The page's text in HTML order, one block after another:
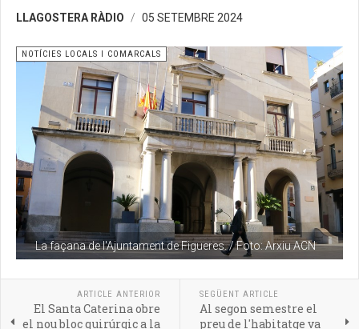
LLAGOSTERA RÀDIO 05 SETEMBRE 2024
La façana de l'Ajuntament de Figueres. / Foto: Arxiu ACN
NOTÍCIES LOCALS I COMARCALS
ARTICLE ANTERIOR
El Santa Caterina obre
el nou bloc quirúrgic a la
SEGÜENT ARTICLE
Al segon semestre el
preu de l'habitatge va